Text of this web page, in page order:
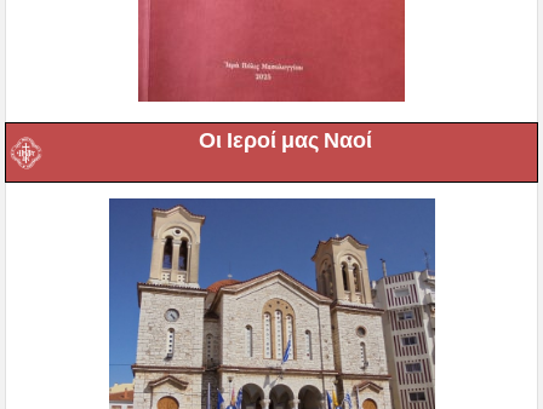
Οι Ιεροί μας Ναοί